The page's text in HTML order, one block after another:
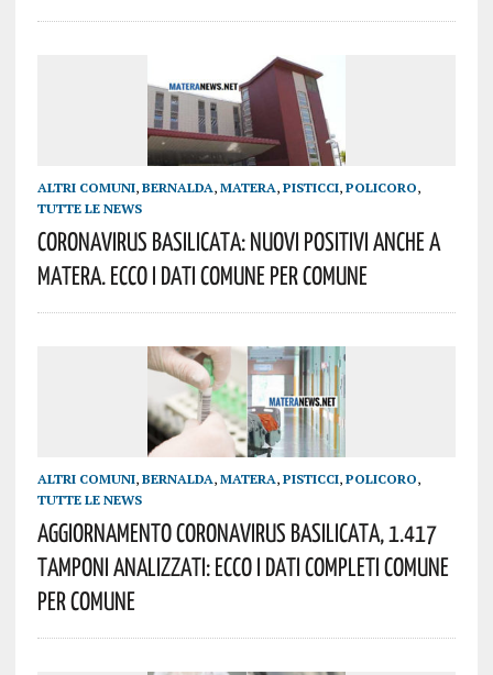
ALTRI COMUNI, BERNALDA, MATERA, PISTICCI, POLICORO,
TUTTE LE NEWS
Coronavirus Basilicata: Nuovi Positivi Anche A
Matera. Ecco I Dati Comune Per Comune
ALTRI COMUNI, BERNALDA, MATERA, PISTICCI, POLICORO,
TUTTE LE NEWS
Aggiornamento Coronavirus Basilicata, 1.417
Tamponi Analizzati: Ecco I Dati Completi Comune
Per Comune